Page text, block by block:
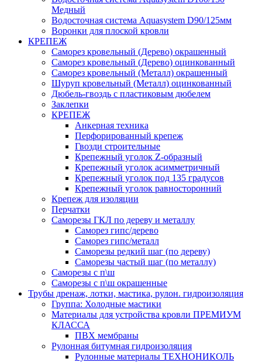
Медный
Водосточная система Aquasystem D90/125мм
Воронки для плоской кровли
КРЕПЕЖ
Саморез кровельный (Дерево) окрашенный
Саморез кровельный (Дерево) оцинкованный
Саморез кровельный (Металл) окрашенный
Шуруп кровельный (Металл) оцинкованный
Дюбель-гвоздь с пластиковым дюбелем
Заклепки
КРЕПЕЖ
Анкерная техника
Перфорированный крепеж
Гвозди строительные
Крепежный уголок Z-образный
Крепежный уголок асимметричный
Крепежный уголок под 135 градусов
Крепежный уголок равносторонний
Крепеж для изоляции
Перчатки
Саморезы ГКЛ по дереву и металлу
Саморез гипс/дерево
Саморез гипс/металл
Саморезы редкий шаг (по дереву)
Саморезы частый шаг (по металлу)
Саморезы с п\ш
Саморезы с п\ш окрашенные
Трубы дренаж, лотки, мастика, рулон. гидроизоляция
Группа: Холодные мастики
Материалы для устройства кровли ПРЕМИУМ
КЛАССА
ПВХ мембраны
Рулонная битумная гидроизоляция
Рулонные материалы ТЕХНОНИКОЛЬ